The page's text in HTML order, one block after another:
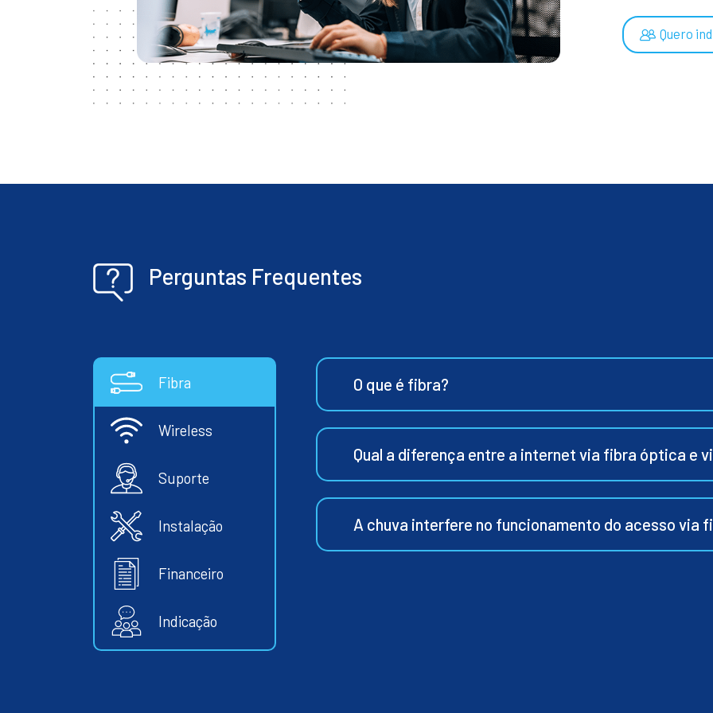
Quero
Perguntas Frequentes
Fibra
Wireless
Suporte
Instalação
Financeiro
Indicação
O que é fibra?
Qual a diferença entre a internet via fibra óptica e
A chuva interfere no funcionamento do acesso via